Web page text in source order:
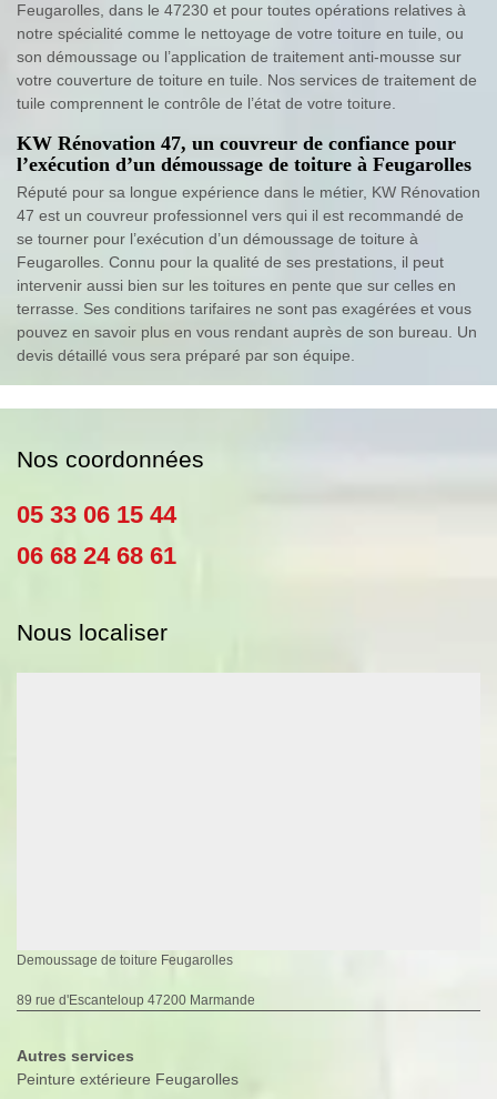
Feugarolles, dans le 47230 et pour toutes opérations relatives à
notre spécialité comme le nettoyage de votre toiture en tuile, ou
son démoussage ou l’application de traitement anti-mousse sur
votre couverture de toiture en tuile. Nos services de traitement de
tuile comprennent le contrôle de l’état de votre toiture.
KW Rénovation 47, un couvreur de confiance pour
l’exécution d’un démoussage de toiture à Feugarolles
Réputé pour sa longue expérience dans le métier, KW Rénovation
47 est un couvreur professionnel vers qui il est recommandé de
se tourner pour l’exécution d’un démoussage de toiture à
Feugarolles. Connu pour la qualité de ses prestations, il peut
intervenir aussi bien sur les toitures en pente que sur celles en
terrasse. Ses conditions tarifaires ne sont pas exagérées et vous
pouvez en savoir plus en vous rendant auprès de son bureau. Un
devis détaillé vous sera préparé par son équipe.
Nos coordonnées
05 33 06 15 44
06 68 24 68 61
Nous localiser
Demoussage de toiture Feugarolles
89 rue d'Escanteloup 47200 Marmande
Autres services
Peinture extérieure Feugarolles